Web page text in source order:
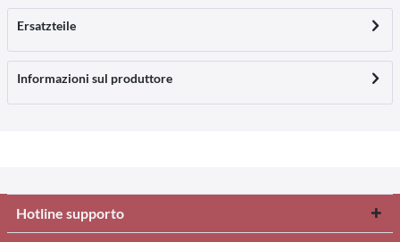
Ersatzteile
Informazioni sul produttore
Hotline supporto